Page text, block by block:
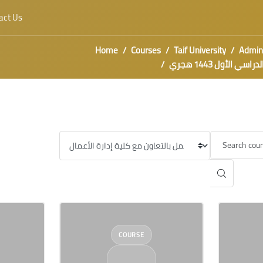
Us
Home
Courses Taif University
أسبوع ريادة الأعمال العالمي الفصل الدراسي الأول 1443 هجري
Category
COURSE